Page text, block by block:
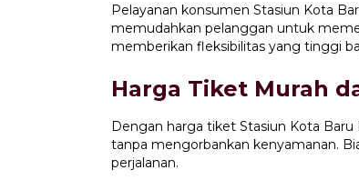
Pelayanan konsumen Stasiun Kota
memudahkan pelanggan untuk
memberikan fleksibilitas yang tinggi
Harga Tiket Murah
Dengan harga tiket Stasiun Kota Baru
tanpa mengorbankan kenyamanan.
perjalanan.